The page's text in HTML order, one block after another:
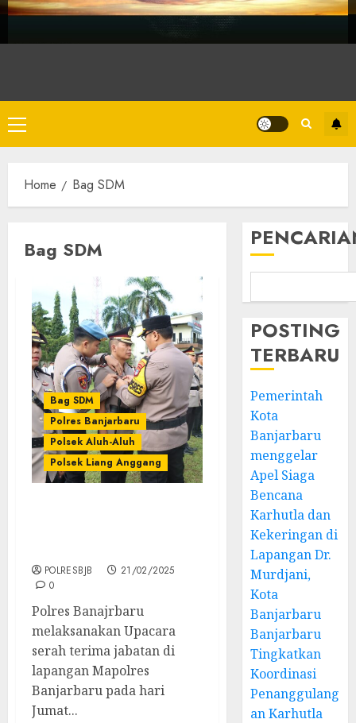
Home Bag SDM
Bag SDM
Bag SDM
Polres Banjarbaru
Polsek Aluh-Aluh
Polsek Liang Anggang
POLRESBJB
21/02/2025
0
Polres Banajrbaru
melaksanakan Upacara
serah terima jabatan di
lapangan Mapolres
Banjarbaru pada hari
Jumat...
POSTING
TERBARU
Pemerintah
Kota
Banjarbaru
menggelar
Apel Siaga
Bencana
Karhutla dan
Kekeringan di
Lapangan Dr.
Murdjani,
Kota
Banjarbaru
Banjarbaru
Tingkatkan
Koordinasi
Penanggulang
an Karhutla